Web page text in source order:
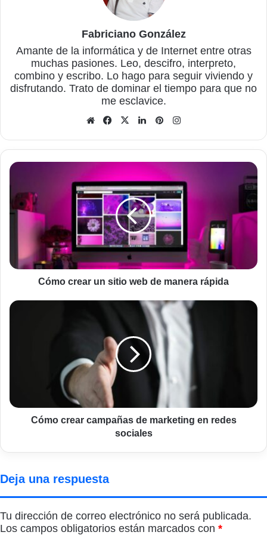
Fabriciano González
Amante de la informática y de Internet entre otras
muchas pasiones. Leo, descifro, interpreto,
combino y escribo. Lo hago para seguir viviendo y
disfrutando. Trato de dominar el tiempo para que no
me esclavice.
Sitio
Facebook
X LinkedInPinterest
Cómo
un
sitio
web
manera
rápida
Cómo crear un sitio web de manera rápida
Cómo
Cómo crear campañas de marketing en redes
sociales
Deja una respuesta
Tu dirección de correo electrónico no será publicada.
Los campos obligatorios están marcados con *